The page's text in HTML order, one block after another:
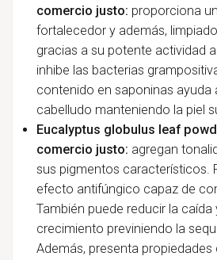
comercio justo: proporciona
fortalecedor y además,
gracias a su potente actividad
inhibe las bacterias
contenido en saponinas ayuda
cabelludo manteniendo la piel
Eucalyptus globulus leaf
comercio justo: agregan
sus pigmentos característicos.
efecto antifúngico capaz de
También puede reducir la caída
crecimiento previniendo la
Además, presenta propiedades